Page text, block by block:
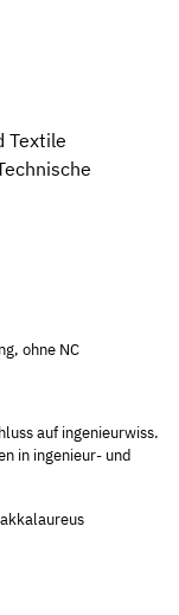
Textile
ohne NC
auf ingenieurwiss.
in ingenieur- und